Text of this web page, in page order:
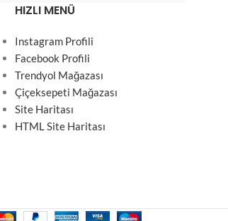
HIZLI MENÜ
Instagram Profili
Facebook Profili
Trendyol Mağazası
Çiçeksepeti Mağazası
Site Haritası
HTML Site Haritası